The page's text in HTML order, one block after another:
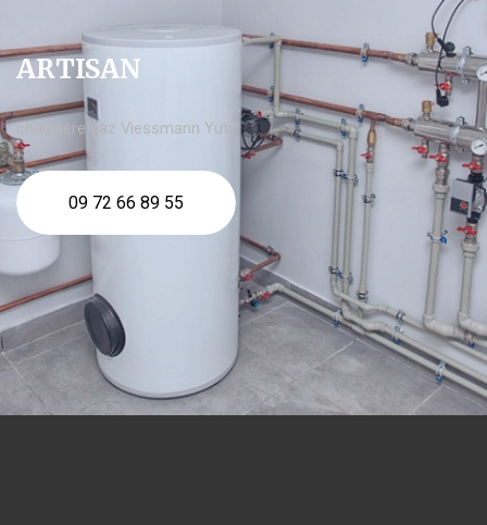
ARTISAN
chaudière gaz Viessmann Yutz
09 72 66 89 55